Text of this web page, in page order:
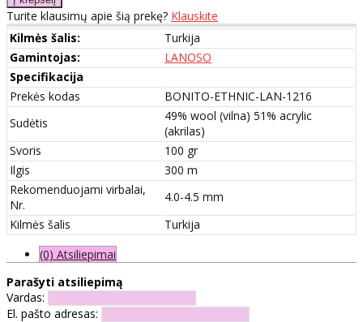
Turite klausimų apie šią prekę? Klauskite
Kilmės šalis:
Turkija
Gamintojas:
LANOSO
Specifikacija
Prekės kodas
BONITO-ETHNIC-LAN-1216
Sudėtis
49% wool (vilna) 51% acrylic
(akrilas)
Svoris
100 gr
Ilgis
300 m
Rekomenduojami virbalai,
Nr.
4.0-4.5 mm
Kilmės šalis
Turkija
(0) Atsiliepimai
Parašyti atsiliepimą
Vardas:
El. pašto adresas: